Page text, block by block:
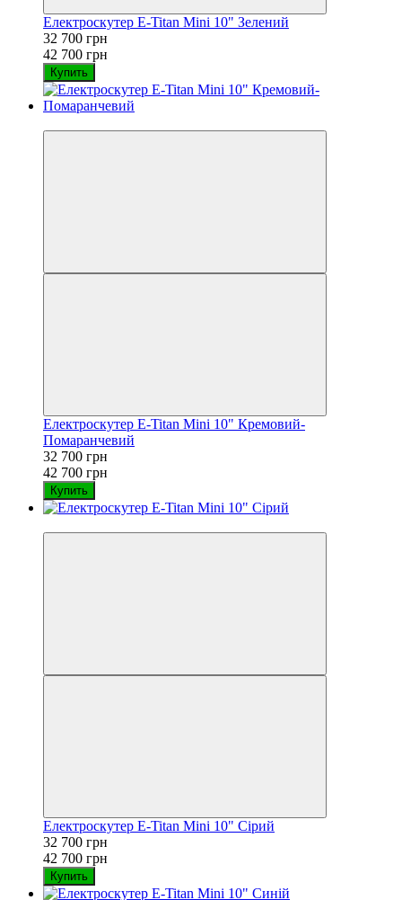
Електроскутер E-Titan Mini 10" Зелений
32 700 грн
42 700 грн
Купить
Електроскутер E-Titan Mini 10" Кремовий-
Помаранчевий
32 700 грн
42 700 грн
Купить
Електроскутер E-Titan Mini 10" Сірий
32 700 грн
42 700 грн
Купить